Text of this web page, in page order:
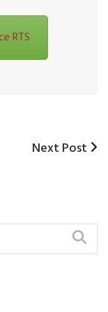
RTS
Next
Next Post